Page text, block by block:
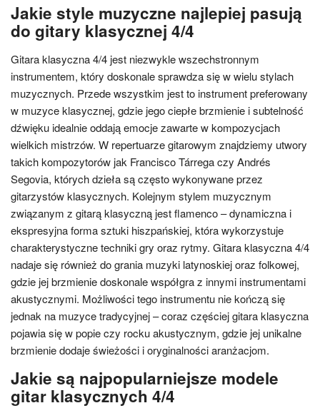
Jakie style muzyczne najlepiej pasują
do gitary klasycznej 4/4
Gitara klasyczna 4/4 jest niezwykle wszechstronnym
instrumentem, który doskonale sprawdza się w wielu stylach
muzycznych. Przede wszystkim jest to instrument preferowany
w muzyce klasycznej, gdzie jego ciepłe brzmienie i subtelność
dźwięku idealnie oddają emocje zawarte w kompozycjach
wielkich mistrzów. W repertuarze gitarowym znajdziemy utwory
takich kompozytorów jak Francisco Tárrega czy Andrés
Segovia, których dzieła są często wykonywane przez
gitarzystów klasycznych. Kolejnym stylem muzycznym
związanym z gitarą klasyczną jest flamenco – dynamiczna i
ekspresyjna forma sztuki hiszpańskiej, która wykorzystuje
charakterystyczne techniki gry oraz rytmy. Gitara klasyczna 4/4
nadaje się również do grania muzyki latynoskiej oraz folkowej,
gdzie jej brzmienie doskonale współgra z innymi instrumentami
akustycznymi. Możliwości tego instrumentu nie kończą się
jednak na muzyce tradycyjnej – coraz częściej gitara klasyczna
pojawia się w popie czy rocku akustycznym, gdzie jej unikalne
brzmienie dodaje świeżości i oryginalności aranżacjom.
Jakie są najpopularniejsze modele
gitar klasycznych 4/4